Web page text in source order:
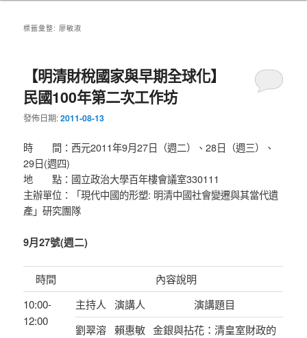
標籤彙整: 廖敏淑
【明清財稅國家與早期全球化】
民國100年第二次工作坊
發佈日期:2011-08-13
時 間：西元2011年9月27日（週二）、28日（週三）、
29日(週四)
地 點：國立政治大學百年樓會議室330111
主辦單位：「現代中國的形塑: 明清中國社會變遷與其當代遺
產」研究團隊
9月27號(週二)
時間
內容說明
10:00-
12:00
主持人 演講人
演講題目
劉翠溶 賴惠敏 金銀與拈花：清皇室財政的